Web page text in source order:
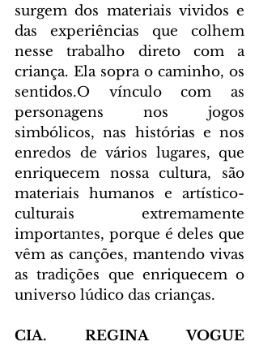
surgem dos materiais vividos e
das experiências que colhem
nesse trabalho direto com a
criança. Ela sopra o caminho, os
sentidos.O vínculo com as
personagens nos jogos
simbólicos, nas histórias e nos
enredos de vários lugares, que
enriquecem nossa cultura, são
materiais humanos e artístico-
culturais extremamente
importantes, porque é deles que
vêm as canções, mantendo vivas
as tradições que enriquecem o
universo lúdico das crianças.
CIA. REGINA VOGUE